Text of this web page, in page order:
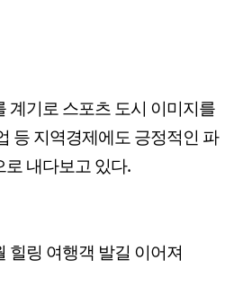
계기로 스포츠 도시 이미지를
등 지역경제에도 긍정적인 파
내다보고 있다.
링 여행객 발길 이어져